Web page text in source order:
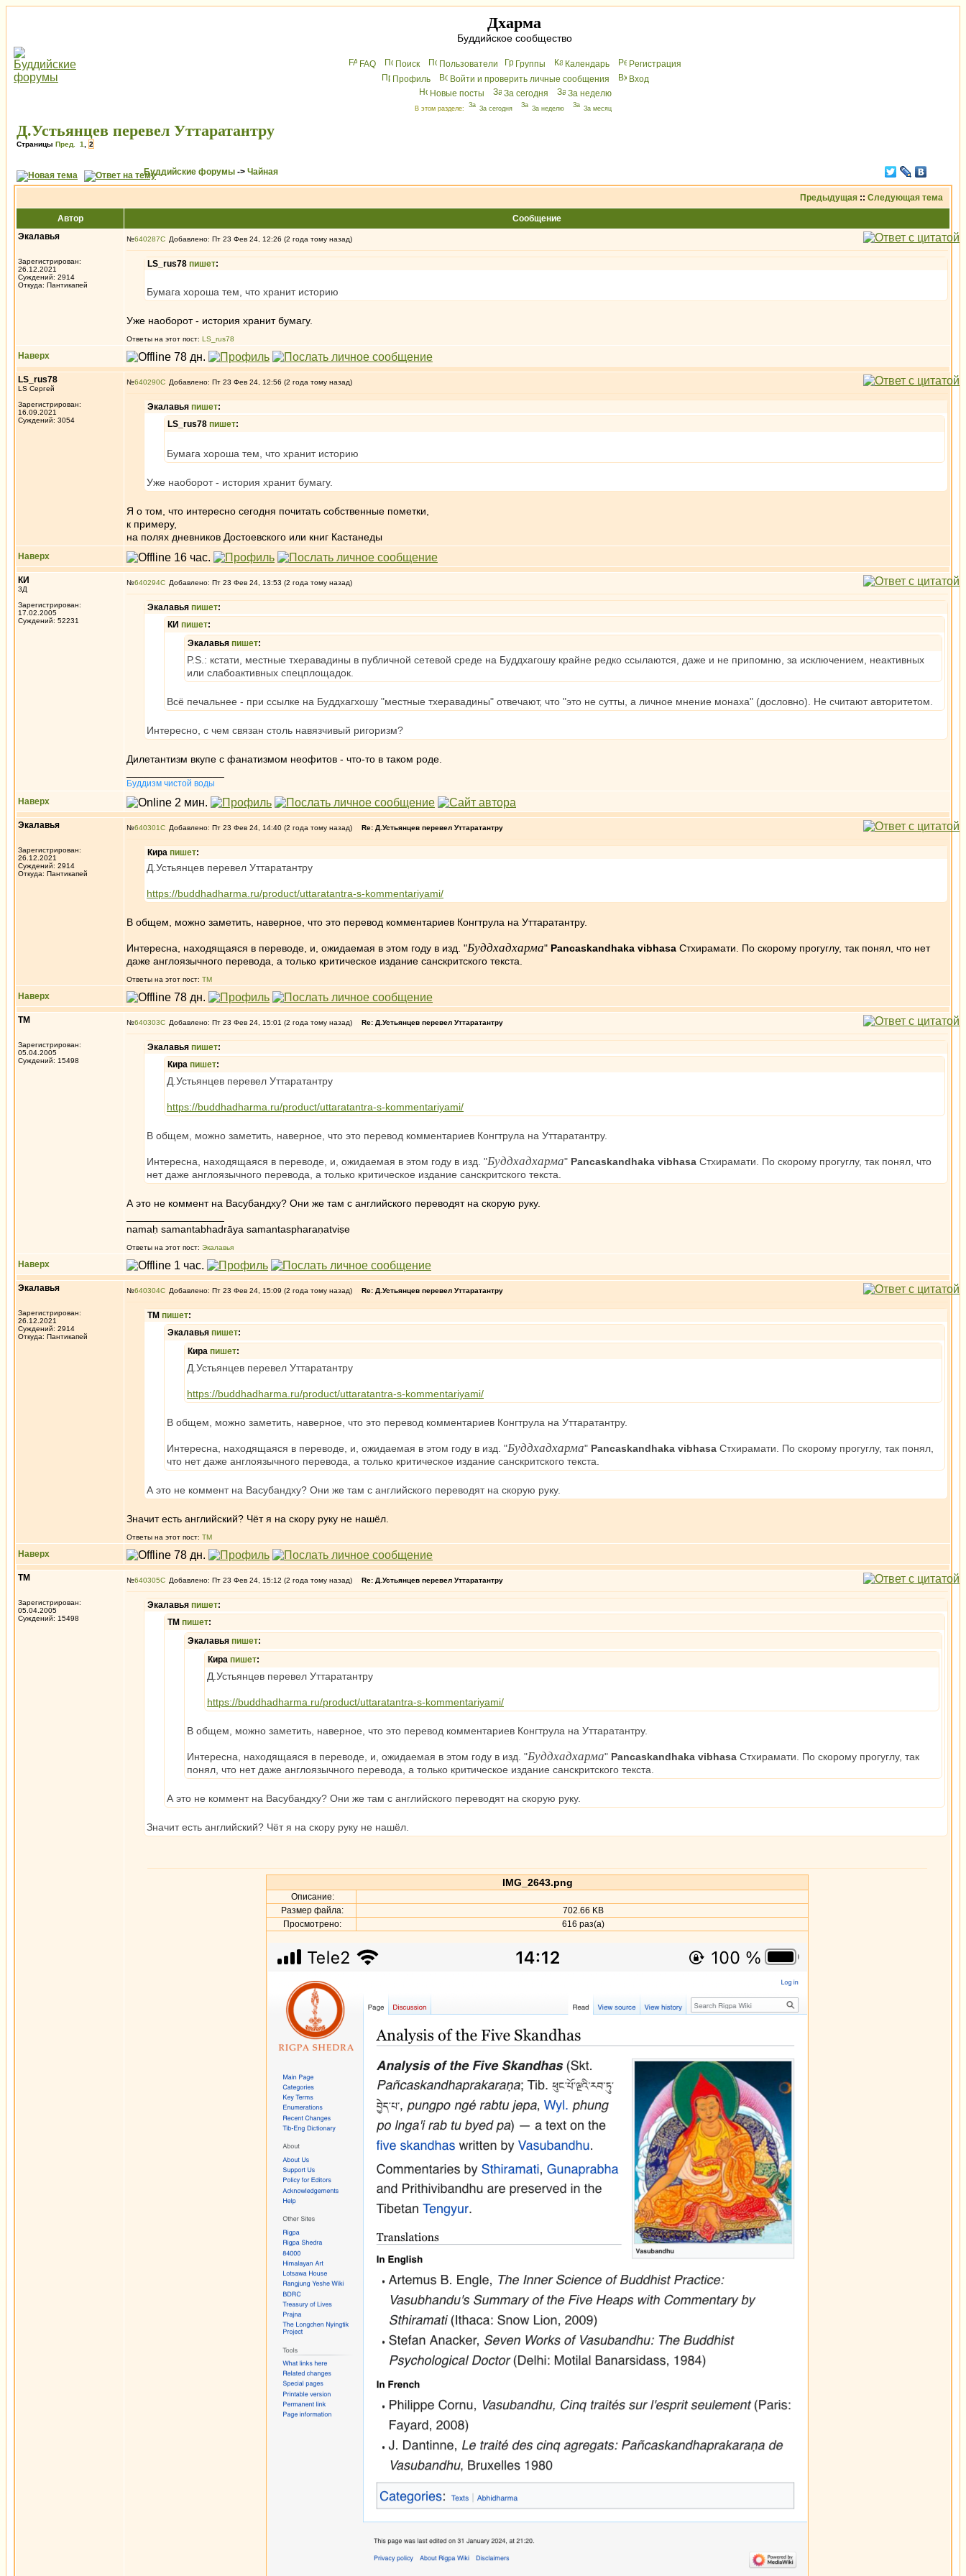
Дхарма
Буддийское сообщество
FAQ Поиск Пользователи Группы Календарь
Peгиcтрaция
Профиль
Войти и проверить личные сообщения
Вхoд
Новые посты
За сегодня За неделю
В этом разделе: За сегодня За неделю За месяц
Д.Устьянцев перевел Уттаратантру
Страницы Пред. 1 2
Буддийские форумы -> Чайная
Предыдущая :: Следующая тема
Автор
Сообщение
Экалавья
Зарегистрирован:
26.12.2021
Суждений: 2914
Откуда: Пантикапей
№640287 Добавлено: Пт 23 Фев 24, 12:26 (2 года тому назад)
LS_rus78 пишет:
Бумага хороша тем, что хранит историю
Уже наоборот - история хранит бумагу.
Ответы на этот пост: LS_rus78
Наверх
LS_rus78
LS Сергей
Зарегистрирован:
16.09.2021
Суждений: 3054
№640290 Добавлено: Пт 23 Фев 24, 12:56 (2 года тому назад)
Экалавья пишет:
LS_rus78 пишет:
Бумага хороша тем, что хранит историю
Уже наоборот - история хранит бумагу.
Я о том, что интересно сегодня почитать собственные пометки,
к примеру,
на полях дневников Достоевского или книг Кастанеды
Наверх
КИ
3Д
Зарегистрирован:
17.02.2005
Суждений: 52231
№640294 Добавлено: Пт 23 Фев 24, 13:53 (2 года тому назад)
Экалавья пишет:
КИ пишет:
Экалавья пишет:
P.S.: кстати, местные тхеравадины в публичной сетевой среде на Буддхагошу крайне редко ссылаются, даже и не припомню, за исключением, неактивных
или слабоактивных спецплощадок.
Всё печальнее - при ссылке на Буддхагхошу "местные тхеравадины" отвечают, что "это не сутты, а личное мнение монаха" (дословно). Не считают авторитетом.
Интересно, с чем связан столь навязчивый ригоризм?
Дилетантизм вкупе с фанатизмом неофитов - что-то в таком роде.
Буддизм чистой воды
Наверх
Экалавья
Зарегистрирован:
26.12.2021
Суждений: 2914
Откуда: Пантикапей
№640301 Добавлено: Пт 23 Фев 24, 14:40 (2 года тому назад) Re: Д.Устьянцев перевел Уттаратантру
Кира пишет:
Д.Устьянцев перевел Уттаратантру
https://buddhadharma.ru/product/uttaratantra-s-kommentariyami/
В общем, можно заметить, наверное, что это перевод комментариев Конгтрула на Уттаратантру.
Интересна, находящаяся в переводе, и, ожидаемая в этом году в изд. "Буддхадхарма" Pancaskandhaka vibhasa Стхирамати. По скорому прогуглу, так понял, что нет
даже англоязычного перевода, а только критическое издание санскритского текста.
Ответы на этот пост: ТМ
Наверх
ТМ
Зарегистрирован:
05.04.2005
Суждений: 15498
№640303 Добавлено: Пт 23 Фев 24, 15:01 (2 года тому назад) Re: Д.Устьянцев перевел Уттаратантру
Экалавья пишет:
Кира пишет:
Д.Устьянцев перевел Уттаратантру
https://buddhadharma.ru/product/uttaratantra-s-kommentariyami/
В общем, можно заметить, наверное, что это перевод комментариев Конгтрула на Уттаратантру.
Интересна, находящаяся в переводе, и, ожидаемая в этом году в изд. "Буддхадхарма" Pancaskandhaka vibhasa Стхирамати. По скорому прогуглу, так понял, что
нет даже англоязычного перевода, а только критическое издание санскритского текста.
А это не коммент на Васубандху? Они же там с английского переводят на скорую руку.
namaḥ samantabhadrāya samantaspharaṇatviṣe
Ответы на этот пост: Экалавья
Наверх
Экалавья
Зарегистрирован:
26.12.2021
Суждений: 2914
Откуда: Пантикапей
№640304 Добавлено: Пт 23 Фев 24, 15:09 (2 года тому назад) Re: Д.Устьянцев перевел Уттаратантру
ТМ пишет:
Экалавья пишет:
Кира пишет:
Д.Устьянцев перевел Уттаратантру
https://buddhadharma.ru/product/uttaratantra-s-kommentariyami/
В общем, можно заметить, наверное, что это перевод комментариев Конгтрула на Уттаратантру.
Интересна, находящаяся в переводе, и, ожидаемая в этом году в изд. "Буддхадхарма" Pancaskandhaka vibhasa Стхирамати. По скорому прогуглу, так понял,
что нет даже англоязычного перевода, а только критическое издание санскритского текста.
А это не коммент на Васубандху? Они же там с английского переводят на скорую руку.
Значит есть английский? Чёт я на скору руку не нашёл.
Ответы на этот пост: ТМ
Наверх
ТМ
Зарегистрирован:
05.04.2005
Суждений: 15498
№640305 Добавлено: Пт 23 Фев 24, 15:12 (2 года тому назад) Re: Д.Устьянцев перевел Уттаратантру
Экалавья пишет:
ТМ пишет:
Экалавья пишет:
Кира пишет:
Д.Устьянцев перевел Уттаратантру
https://buddhadharma.ru/product/uttaratantra-s-kommentariyami/
В общем, можно заметить, наверное, что это перевод комментариев Конгтрула на Уттаратантру.
Интересна, находящаяся в переводе, и, ожидаемая в этом году в изд. "Буддхадхарма" Pancaskandhaka vibhasa Стхирамати. По скорому прогуглу, так
понял, что нет даже англоязычного перевода, а только критическое издание санскритского текста.
А это не коммент на Васубандху? Они же там с английского переводят на скорую руку.
Значит есть английский? Чёт я на скору руку не нашёл.
IMG_2643.png
Описание:
Размер файла:
702.66 KB
Просмотрено:
616 раз(а)